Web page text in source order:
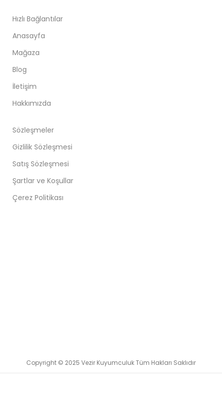
Hızlı Bağlantılar
Anasayfa
Mağaza
Blog
İletişim
Hakkımızda
Sözleşmeler
Gizlilik Sözleşmesi
Satış Sözleşmesi
Şartlar ve Koşullar
Çerez Politikası
Copyright © 2025 Vezir Kuyumculuk Tüm Hakları Saklıdır